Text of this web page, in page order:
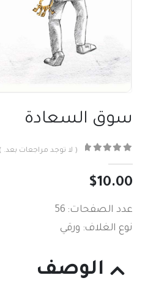
سوق السعادة
( لا توجد مراجعات بعد. )
$10.00
عدد الصفحات: 56
نوع الغلاف: ورقي
الوصف